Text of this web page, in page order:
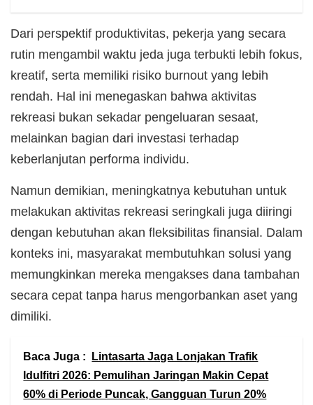
Dari perspektif produktivitas, pekerja yang secara
rutin mengambil waktu jeda juga terbukti lebih fokus,
kreatif, serta memiliki risiko burnout yang lebih
rendah. Hal ini menegaskan bahwa aktivitas
rekreasi bukan sekadar pengeluaran sesaat,
melainkan bagian dari investasi terhadap
keberlanjutan performa individu.
Namun demikian, meningkatnya kebutuhan untuk
melakukan aktivitas rekreasi seringkali juga diiringi
dengan kebutuhan akan fleksibilitas finansial. Dalam
konteks ini, masyarakat membutuhkan solusi yang
memungkinkan mereka mengakses dana tambahan
secara cepat tanpa harus mengorbankan aset yang
dimiliki.
Baca Juga :
Lintasarta Jaga Lonjakan Trafik
Idulfitri 2026: Pemulihan Jaringan Makin Cepat
60% di Periode Puncak, Gangguan Turun 20%